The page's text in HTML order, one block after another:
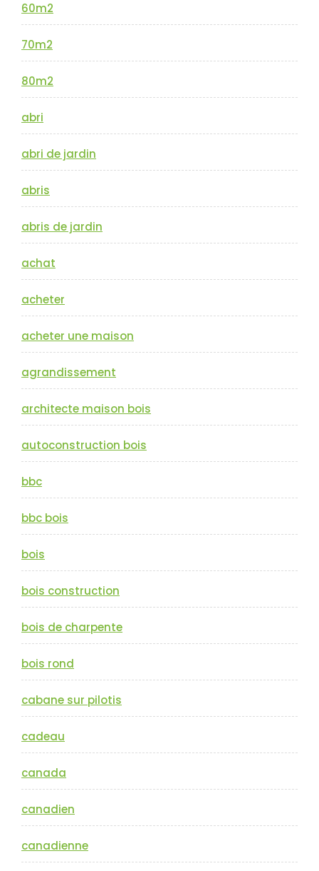
60m2
70m2
80m2
abri
abri de jardin
abris
abris de jardin
achat
acheter
acheter une maison
agrandissement
architecte maison bois
autoconstruction bois
bbc
bbc bois
bois
bois construction
bois de charpente
bois rond
cabane sur pilotis
cadeau
canada
canadien
canadienne